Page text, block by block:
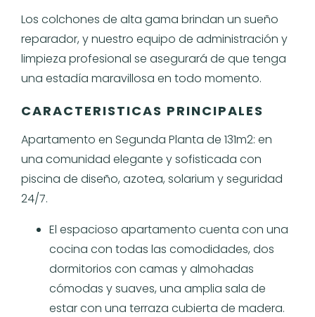
Los colchones de alta gama brindan un sueño
reparador, y nuestro equipo de administración y
limpieza profesional se asegurará de que tenga
una estadía maravillosa en todo momento.
CARACTERISTICAS PRINCIPALES
Apartamento en Segunda Planta de 131m2: en
una comunidad elegante y sofisticada con
piscina de diseño, azotea, solarium y seguridad
24/7.
El espacioso apartamento cuenta con una
cocina con todas las comodidades, dos
dormitorios con camas y almohadas
cómodas y suaves, una amplia sala de
estar con una terraza cubierta de madera.